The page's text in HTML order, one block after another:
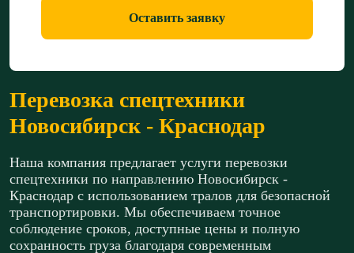
Перевозка спецтехники
Новосибирск - Краснодар
Наша компания предлагает услуги перевозки
спецтехники по направлению Новосибирск -
Краснодар с использованием тралов для безопасной
транспортировки. Мы обеспечиваем точное
соблюдение сроков, доступные цены и полную
сохранность груза благодаря современным
Оставить заявку